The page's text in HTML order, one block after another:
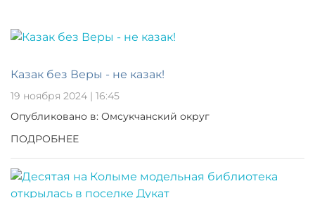
Казак без Веры - не казак!
19 ноября 2024 | 16:45
Опубликовано в: Омсукчанский округ
ПОДРОБНЕЕ